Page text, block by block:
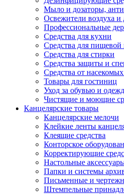
Мыло и дозаторы,
Освежители воздуха и
Профессиональные
Средства для кухни
Средства для
Средства для стирки
Средства защиты и
Средства от
Товары для гостиниц
Уход за обувью и
Чистящие и моющие
Канцелярские товары
Канцелярские мелочи
Клейкие ленты
Клеящие средства
Конторское
Корректирующие
Настольные
Папки и системы
Письменные и
Штемпельные